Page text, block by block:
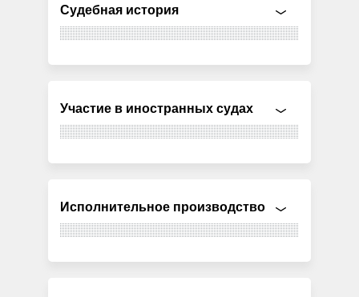
Судебная история
Участие в иностранных судах
Исполнительное производство